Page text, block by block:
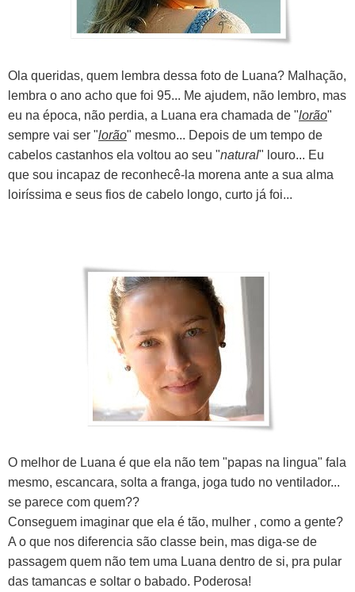
Ola queridas, quem lembra dessa foto de Luana? Malhação,
lembra o ano acho que foi 95... Me ajudem, não lembro, mas
eu na época, não perdia, a Luana era chamada de "lorão"
sempre vai ser "lorão" mesmo... Depois de um tempo de
cabelos castanhos ela voltou ao seu "natural" louro... Eu
que sou incapaz de reconhecê-la morena ante a sua alma
loiríssima e seus fios de cabelo longo, curto já foi...
O melhor de Luana é que ela não tem "papas na lingua" fala
mesmo, escancara, solta a franga, joga tudo no ventilador...
se parece com quem??
Conseguem imaginar que ela é tão, mulher , como a gente?
A o que nos diferencia são classe bein, mas diga-se de
passagem quem não tem uma Luana dentro de si, pra pular
das tamancas e soltar o babado. Poderosa!